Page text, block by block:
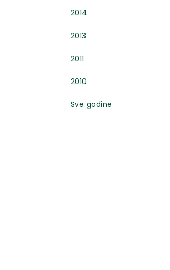
2014
2013
2011
2010
Sve godine